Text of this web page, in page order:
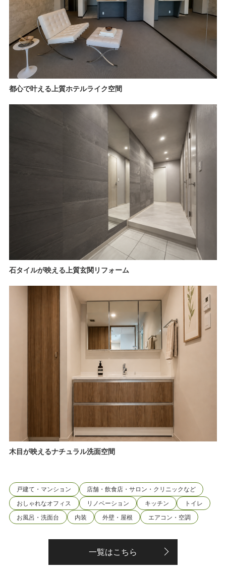
都心で叶える上質ホテルライク空間
石タイルが映える上質玄関リフォーム
木目が映えるナチュラル洗面空間
戸建て・マンション
店舗・飲食店・サロン・クリニックなど
おしゃれなオフィス
リノベーション キッチン
トイレ
お風呂・洗面台
内装 外壁・屋根 エアコン・空調
一覧はこちら